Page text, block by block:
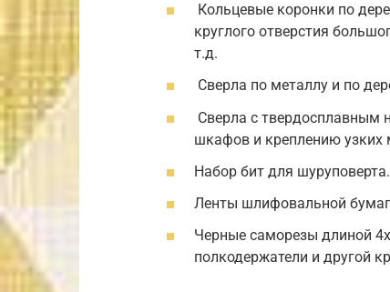
Кольцевые коронки по
круглого отверстия
т.д.
Сверла по металлу и по
Сверла с твердосплавным
шкафов и креплению узких
Набор бит для шуруповерта.
Ленты шлифовальной
Черные саморезы длиной
полкодержатели и другой